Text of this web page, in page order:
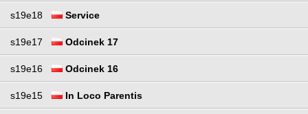
s19e18 Service
s19e17 Odcinek 17
s19e16 Odcinek 16
s19e15 In Loco Parentis